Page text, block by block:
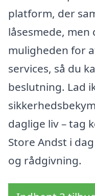
platform, der
låsesmede, men
muligheden for
services, så du
beslutning. Lad
daglige liv – tag
Store Andst i
og rådgivning.